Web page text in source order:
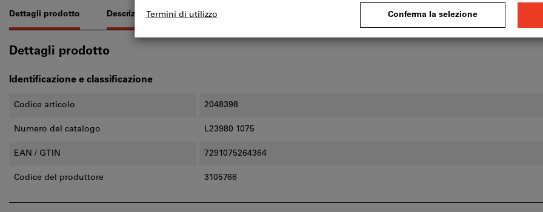
Dettagli prodotto Descrizione
Dettagli prodotto
Identificazione e classificazione
Codice articolo 2048398
Numero del catalogo L23980 1075
EAN / GTIN 7291075264364
Codice del produttore 3105766